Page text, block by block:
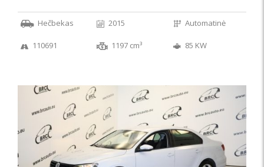
Hečbekas 2015 Automatinė
110691 1197 cm³ 85 KW
49